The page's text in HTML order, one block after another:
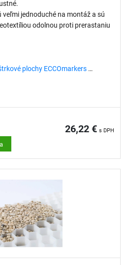
veľmi jednoduché na montáž a sú
odolnou proti prerastaniu
plochy ECCOmarkers
26,22 € s DPH